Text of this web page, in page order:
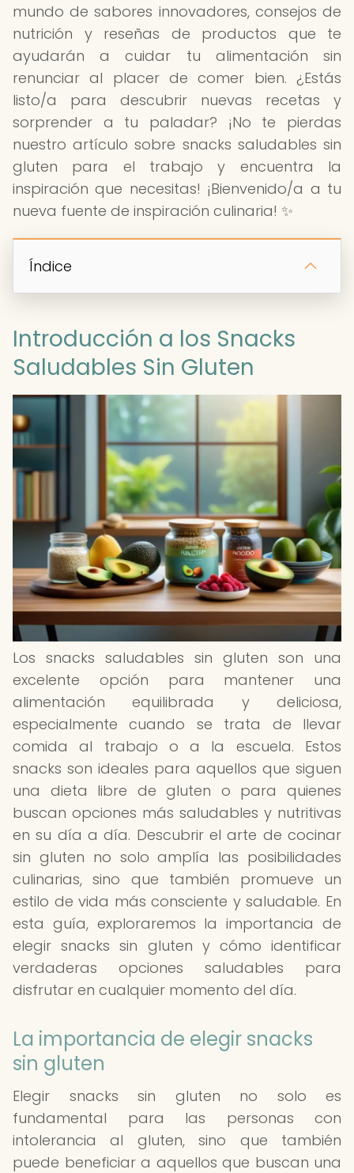
mundo de sabores innovadores, consejos de
nutrición y reseñas de productos que te
ayudarán a cuidar tu alimentación sin
renunciar al placer de comer bien. ¿Estás
listo/a para descubrir nuevas recetas y
sorprender a tu paladar? ¡No te pierdas
nuestro artículo sobre snacks saludables sin
gluten para el trabajo y encuentra la
inspiración que necesitas! ¡Bienvenido/a a tu
nueva fuente de inspiración culinaria! ✨
Índice
Introducción a los Snacks
Saludables Sin Gluten
Los snacks saludables sin gluten son una
excelente opción para mantener una
alimentación equilibrada y deliciosa,
especialmente cuando se trata de llevar
comida al trabajo o a la escuela. Estos
snacks son ideales para aquellos que siguen
una dieta libre de gluten o para quienes
buscan opciones más saludables y nutritivas
en su día a día. Descubrir el arte de cocinar
sin gluten no solo amplía las posibilidades
culinarias, sino que también promueve un
estilo de vida más consciente y saludable. En
esta guía, exploraremos la importancia de
elegir snacks sin gluten y cómo identificar
verdaderas opciones saludables para
disfrutar en cualquier momento del día.
La importancia de elegir snacks
sin gluten
Elegir snacks sin gluten no solo es
fundamental para las personas con
intolerancia al gluten, sino que también
puede beneficiar a aquellos que buscan una